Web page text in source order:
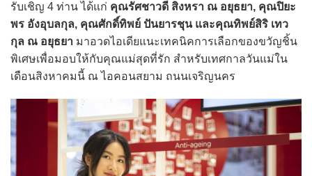
รับเชิญ 4 ท่าน ได้แก่ คุณรัศชาวดี สิงหรา ณ อยุธยา, คุณปิยะ
พร อังอุบลกุล, คุณศักดิ์ทิพย์ ปันยารชุน และคุณทิพย์สิริ เทว
กุล ณ อยุธยา มาอวดไอเดียแนะเทคนิคการเลือกของขวัญชิ้น
พิเศษเพื่อมอบให้กับคุณแม่สุดที่รัก สำหรับเทศกาลวันแม่ใน
เดือนสิงหาคมนี้ ณ ไอคอนสยาม ถนนเจริญนคร